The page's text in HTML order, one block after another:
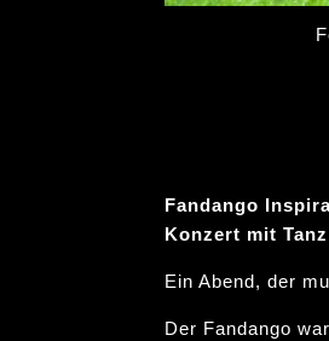
Fandango
Konzert mit
Ein Abend, der
Der Fandango war